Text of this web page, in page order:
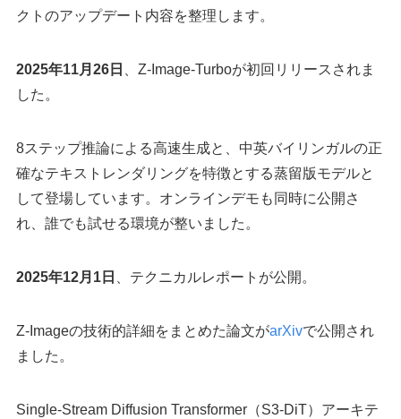
クトのアップデート内容を整理します。
2025年11月26日
、Z-Image-Turboが初回リリースされま
した。
8ステップ推論による高速生成と、中英バイリンガルの正
確なテキストレンダリングを特徴とする蒸留版モデルと
して登場しています。オンラインデモも同時に公開さ
れ、誰でも試せる環境が整いました。
2025年12月1日 、テクニカルレポートが公開。
Z-Imageの技術的詳細をまとめた論文がarXivで公開され
ました。
Single-Stream Diffusion Transformer（S3-DiT）アーキテ